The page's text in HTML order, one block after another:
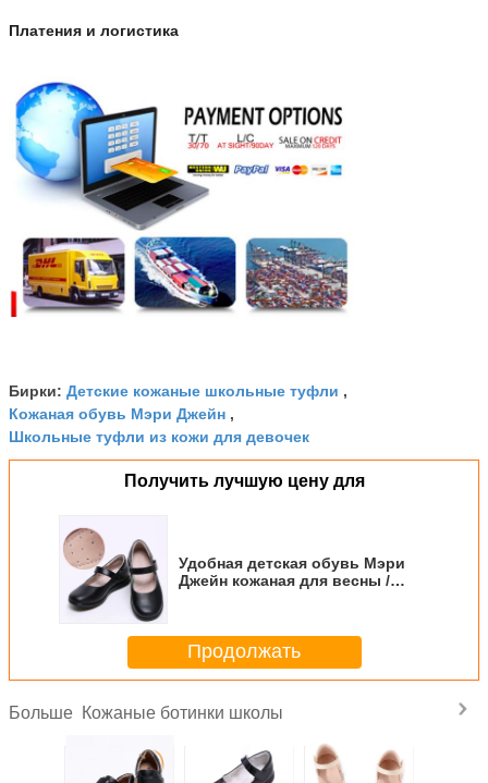
Платения и логистика
Бирки: Детские кожаные школьные туфли ,
Кожаная обувь Мэри Джейн ,
Школьные туфли из кожи для девочек
Получить лучшую цену для
Удобная детская обувь Мэри
Джейн кожаная для весны /
Продолжать
Больше Кожаные ботинки школы